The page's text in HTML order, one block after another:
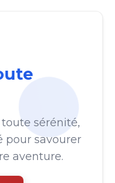
sérénité,
pour savourer
aventure.